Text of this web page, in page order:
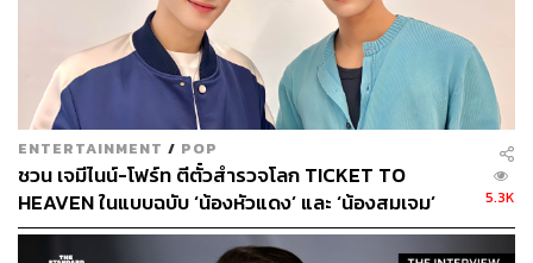
ENTERTAINMENT / POP
ชวน เจมีไนน์-โฟร์ท ตีตั๋วสำรวจโลก TICKET TO
HEAVEN ในแบบฉบับ ‘น้องหัวแดง’ และ ‘น้องสมเจม’
5.3K